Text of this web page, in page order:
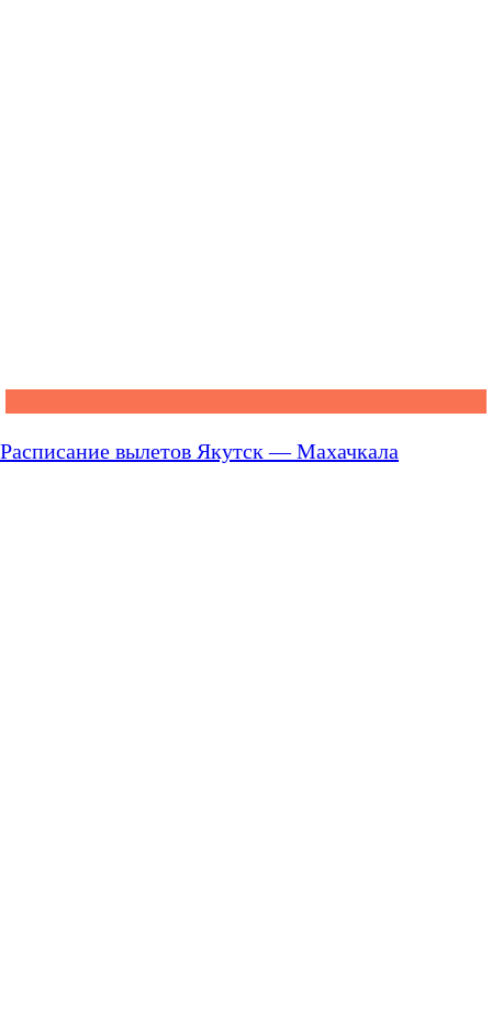
Расписание вылетов Якутск — Махачкала